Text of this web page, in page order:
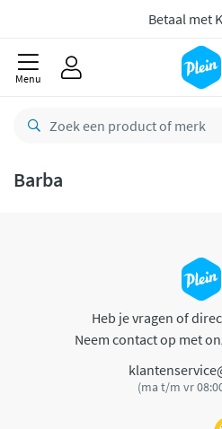
Betaal met
Menu
Barba
Heb je vragen of
Neem contact op met
(ma t/m vr